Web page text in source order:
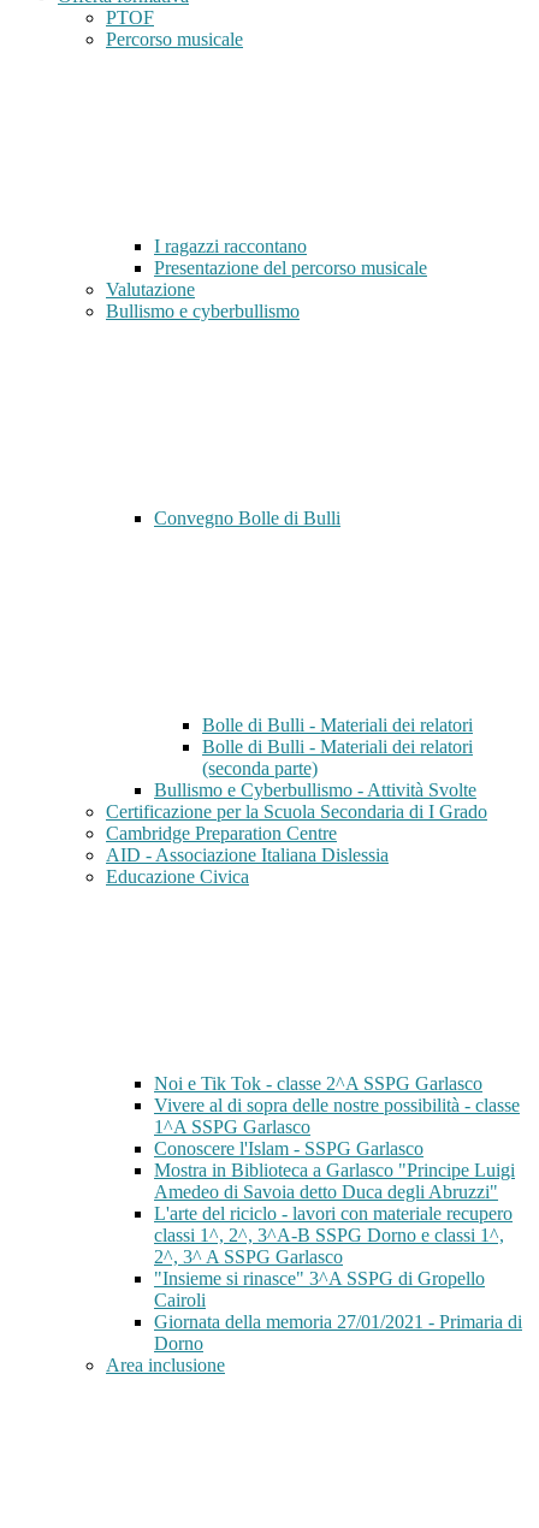
PTOF
Percorso musicale
I ragazzi raccontano
Presentazione del percorso musicale
Valutazione
Bullismo e cyberbullismo
Convegno Bolle di Bulli
Bolle di Bulli - Materiali dei relatori
Bolle di Bulli - Materiali dei relatori
(seconda parte)
Bullismo e Cyberbullismo - Attività Svolte
Certificazione per la Scuola Secondaria di I Grado
Cambridge Preparation Centre
AID - Associazione Italiana Dislessia
Educazione Civica
Noi e Tik Tok - classe 2^A SSPG Garlasco
Vivere al di sopra delle nostre possibilità - classe
1^A SSPG Garlasco
Conoscere l'Islam - SSPG Garlasco
Mostra in Biblioteca a Garlasco "Principe Luigi
Amedeo di Savoia detto Duca degli Abruzzi"
L'arte del riciclo - lavori con materiale recupero
classi 1^, 2^, 3^A-B SSPG Dorno e classi 1^,
2^, 3^ A SSPG Garlasco
"Insieme si rinasce" 3^A SSPG di Gropello
Cairoli
Giornata della memoria 27/01/2021 - Primaria di
Dorno
Area inclusione